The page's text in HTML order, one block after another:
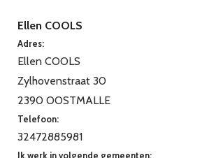
Ellen COOLS
Adres:
Ellen COOLS
Zylhovenstraat 30
2390 OOSTMALLE
Telefoon:
32472885981
Ik werk in volgende gemeenten: